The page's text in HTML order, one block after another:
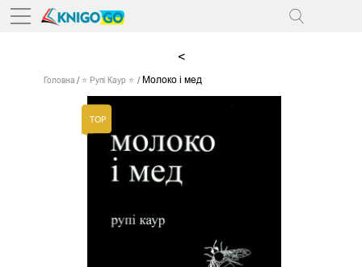
<
Головна ⭐ Рупі Каур ⭐ Молоко і мед